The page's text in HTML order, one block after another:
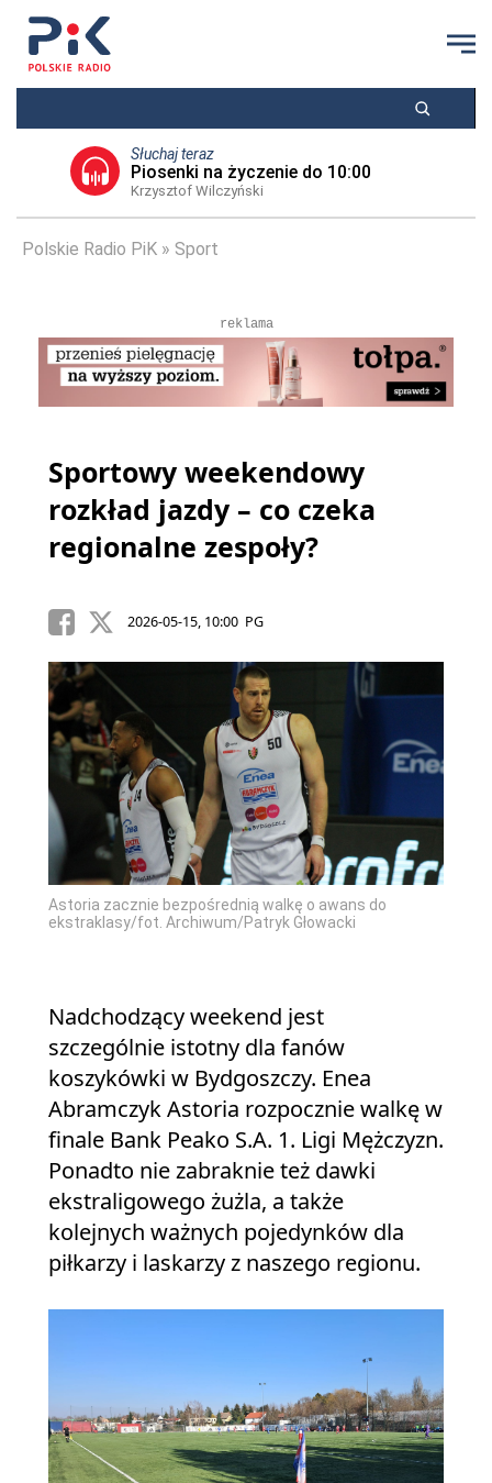
Słuchaj teraz
Piosenki na życzenie do 10:00
Krzysztof Wilczyński
Polskie Radio PiK Sport
reklama
Sportowy weekendowy
rozkład jazdy – co czeka
regionalne zespoły?
2026-05-15, 10:00 PG
Astoria zacznie bezpośrednią walkę o awans do
ekstraklasy/fot. Archiwum/Patryk Głowacki
Nadchodzący weekend jest
szczególnie istotny dla fanów
koszykówki w Bydgoszczy. Enea
Abramczyk Astoria rozpocznie walkę w
finale Bank Peako S.A. 1. Ligi Mężczyzn.
Ponadto nie zabraknie też dawki
ekstraligowego żużla, a także
kolejnych ważnych pojedynków dla
piłkarzy i laskarzy z naszego regionu.